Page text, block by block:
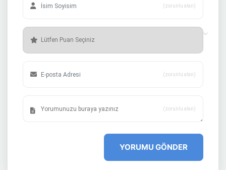
(zorunlu alan)
(zorunlu alan)
(zorunlu alan)
YORUMU GÖNDER